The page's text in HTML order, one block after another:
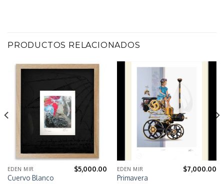
PRODUCTOS RELACIONADOS
EDEN MIR
Cuervo Blanco
$5,000.00 EDEN MIR
Primavera
$7,000.00